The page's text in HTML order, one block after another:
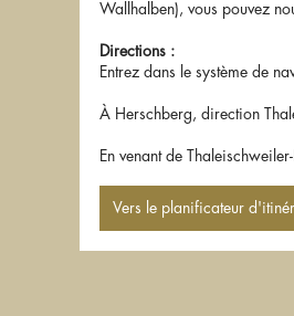
Wallhalben), vous pouvez
Directions :
Entrez dans le système de
À Herschberg, direction
En venant de
Vers le planificateur